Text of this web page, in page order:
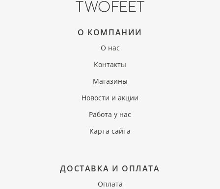
О КОМПАНИИ
О нас
Контакты
Магазины
Новости и акции
Работа у нас
Карта сайта
ДОСТАВКА И ОПЛАТА
Оплата